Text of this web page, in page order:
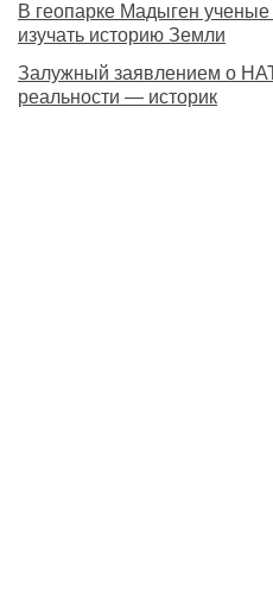
В геопарке Мадыген ученые
изучать историю Земли
Залужный заявлением о
реальности — историк